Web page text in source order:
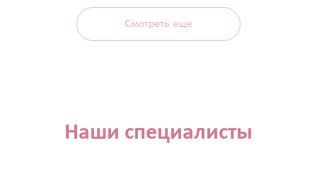
Смотреть еще
Наши специалисты